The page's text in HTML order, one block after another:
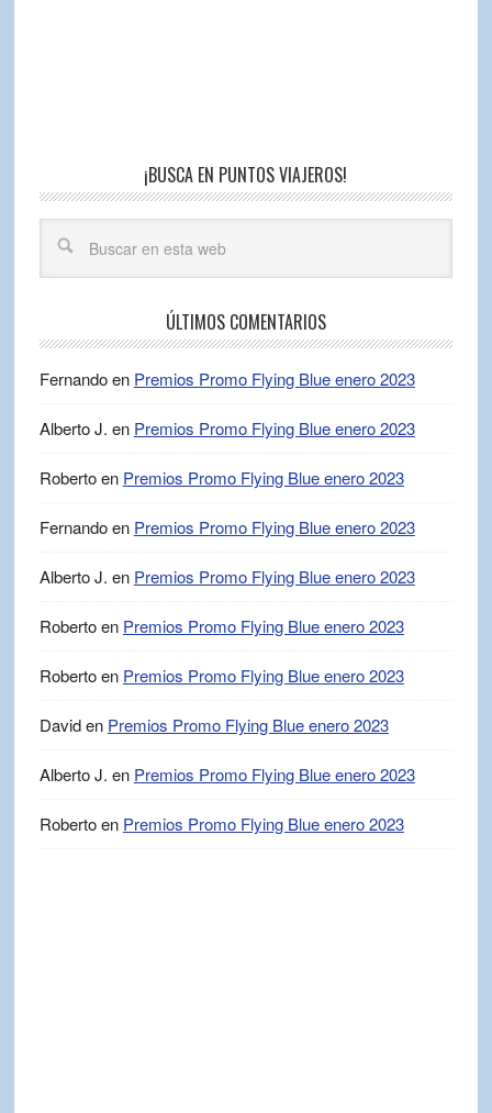
¡BUSCA EN PUNTOS VIAJEROS!
ÚLTIMOS COMENTARIOS
Fernandoen Premios Promo Flying Blue enero 2023
Alberto J. en Premios Promo Flying Blue enero 2023
Robertoen Premios Promo Flying Blue enero 2023
Fernandoen Premios Promo Flying Blue enero 2023
Alberto J. en Premios Promo Flying Blue enero 2023
Robertoen Premios Promo Flying Blue enero 2023
Robertoen Premios Promo Flying Blue enero 2023
Daviden Premios Promo Flying Blue enero 2023
Alberto J. en Premios Promo Flying Blue enero 2023
Robertoen Premios Promo Flying Blue enero 2023